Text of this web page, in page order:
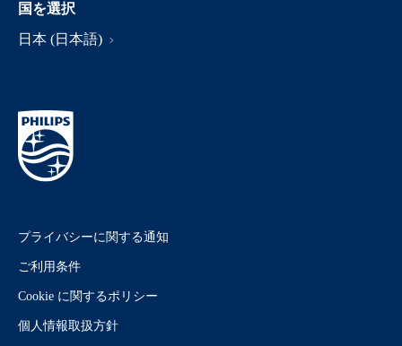
国を選択
日本 (日本語)
プライバシーに関する通知
ご利用条件
Cookie に関するポリシー
個人情報取扱方針